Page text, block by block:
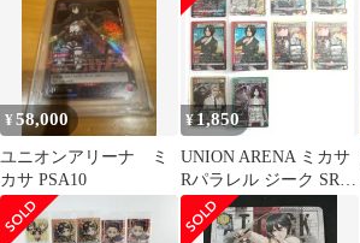
¥58,000
ユニオンアリーナ ミ
カサ PSA10
¥1,850
UNION ARENA ミカサ
Rパラレル ジーク SRパ
ラレル進撃の巨人 セッ
ト